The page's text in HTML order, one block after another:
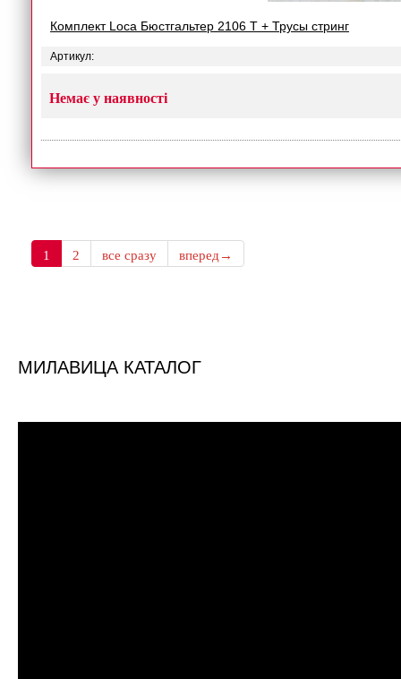
Комплект Loca Бюстгальтер 2106 T + Трусы стринг
Артикул:
Немає у наявності
1 2 все сразу вперед→
МИЛАВИЦА КАТАЛОГ